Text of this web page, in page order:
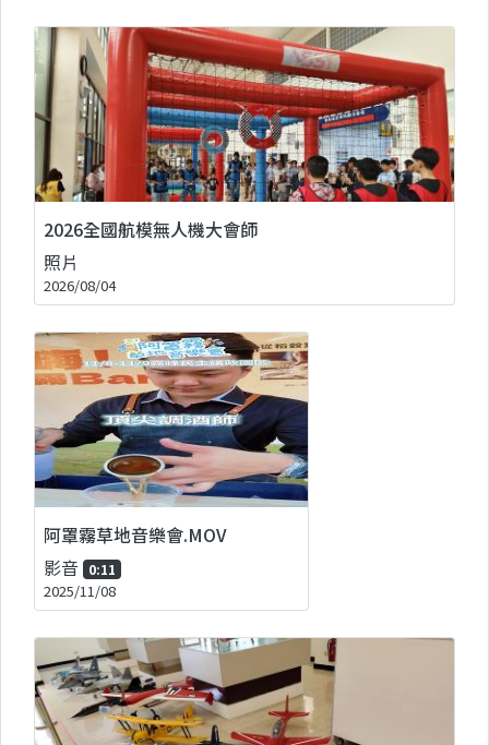
2026全國航模無人機大會師
照片
2026/08/04
阿罩霧草地音樂會.MOV
影音 0:11
2025/11/08